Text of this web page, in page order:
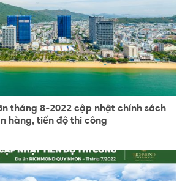
tháng 8-2022 cập nhật chính sách
hàng, tiến độ thi công